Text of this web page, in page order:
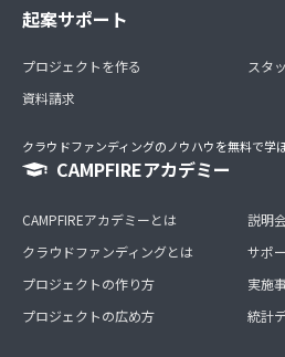
起案サポート
プロジェクトを作る
資料請求
スタ
クラウドファンディングのノウハウを無料で学
CAMPFIREアカデミー
CAMPFIREアカデミーとは
クラウドファンディングとは
プロジェクトの作り方
プロジェクトの広め方
説明
サポ
実施
統計